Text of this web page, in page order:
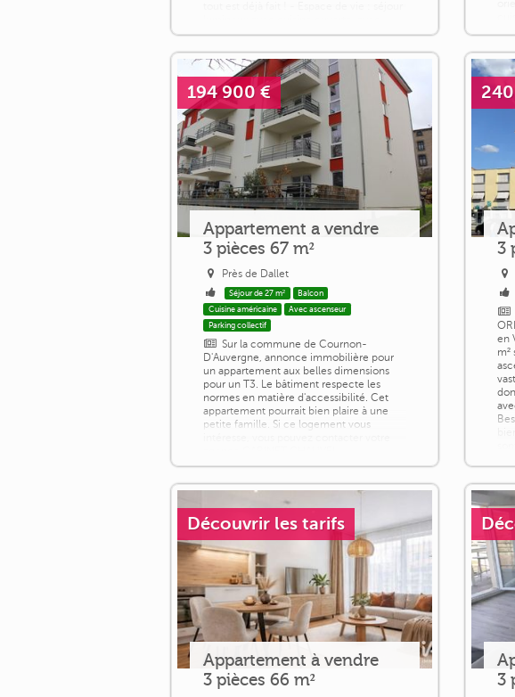
accès à la terrasse, idéal pour vos
194 900 €
Appartement a vendre
3 pièces 67 m²
Près de Dallet
Séjour de 27 m²
Balcon
Cuisine américaine
Avec ascenseur
Parking collectif
Sur la commune de Cournon-
D'Auvergne, annonce immobilière pour
un appartement aux belles dimensions
pour un T3. Le bâtiment respecte les
normes en matière d'accessibilité. Cet
appartement pourrait bien plaire à une
petite famille. Si ce logement vous
TRANSACTIONS. L'espace intérieur
coin salon de 27m2 et un espace [...]
3
en
m²
Découvrir les tarifs
Appartement à vendre
3 pièces 66 m²
3